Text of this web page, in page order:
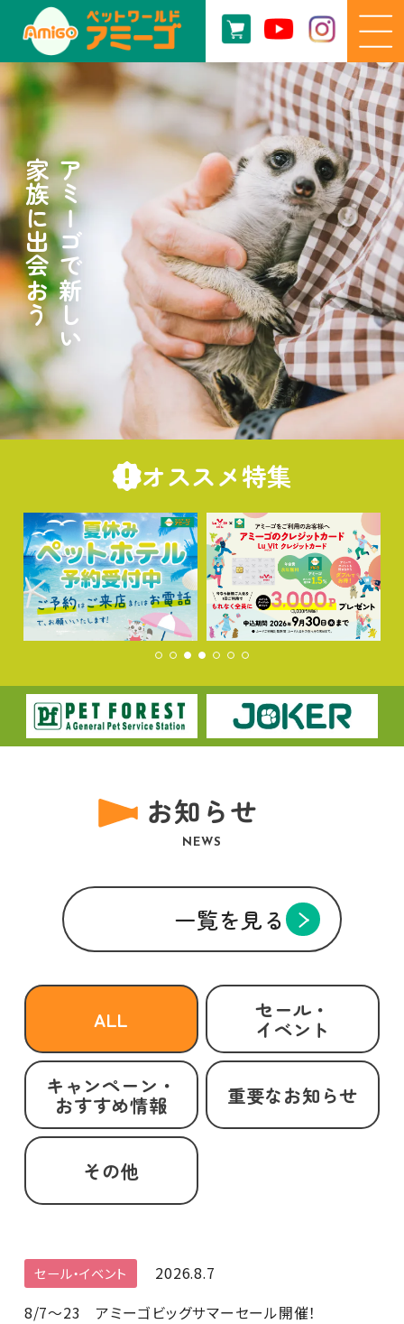
アミーゴで新しい
家族に出会おう
オススメ特集
お知らせ
NEWS
一覧を見る
ALL セール・
イベント
キャンペーン・
おすすめ情報 重要なお知らせ
その他
セール・イベント
2026.8.7
8/7～23 アミーゴビッグサマーセール開催！